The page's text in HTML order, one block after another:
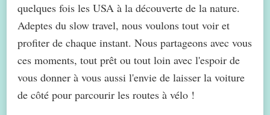
quelques fois les USA à la découverte de la nature.
Adeptes du slow travel, nous voulons tout voir et
profiter de chaque instant. Nous partageons avec vous
ces moments, tout prêt ou tout loin avec l'espoir de
vous donner à vous aussi l'envie de laisser la voiture
de côté pour parcourir les routes à vélo !